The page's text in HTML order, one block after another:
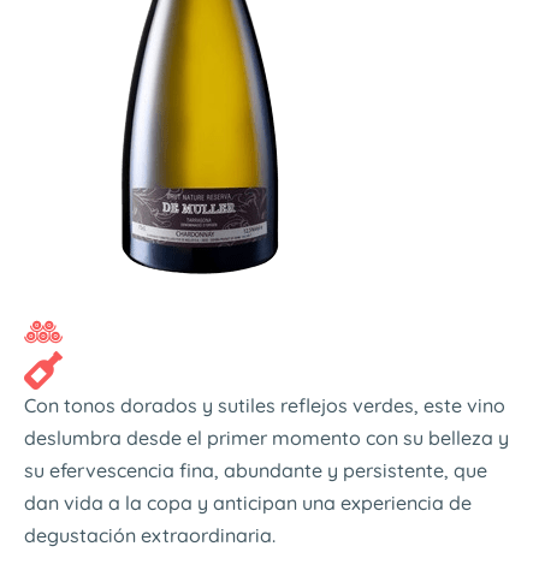
Con tonos dorados y sutiles reflejos verdes, este vino
deslumbra desde el primer momento con su belleza y
su efervescencia fina, abundante y persistente, que
dan vida a la copa y anticipan una experiencia de
degustación extraordinaria.